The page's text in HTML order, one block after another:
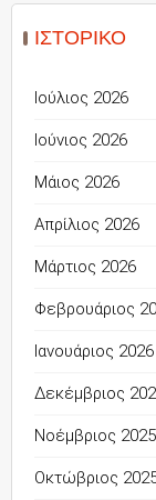
ΙΣΤΟΡΙΚΌ
Ιούλιος 2026
Ιούνιος 2026
Μάιος 2026
Απρίλιος 2026
Μάρτιος 2026
Φεβρουάριος
Ιανουάριος 2026
Δεκέμβριος
Νοέμβριος 2025
Οκτώβριος